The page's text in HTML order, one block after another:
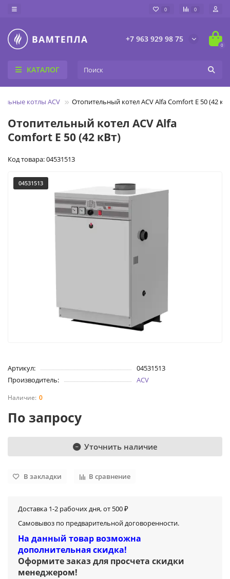
0 0
+7 963 929 98 75
0
КАТАЛОГ
котлы ACV Отопительный котел ACV Alfa Comfort E 50 (42
Отопительный котел ACV Alfa
Comfort E 50 (42 кВт)
Код товара: 04531513
04531513
Артикул:
04531513
Производитель:
ACV
0
По запросу
Уточнить наличие
В закладки В сравнение
Доставка 1-2 рабочих дня, от 500 ₽
Самовывоз по предварительной договоренности.
На данный товар возможна
дополнительная скидка!
Оформите заказ для просчета скидки
менеджером!